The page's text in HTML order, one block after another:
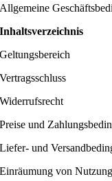
Allgemeine
Inhaltsverzeichnis
Geltungsbereich
Vertragsschluss
Widerrufsrecht
Preise und
Liefer- und
Einräumung von